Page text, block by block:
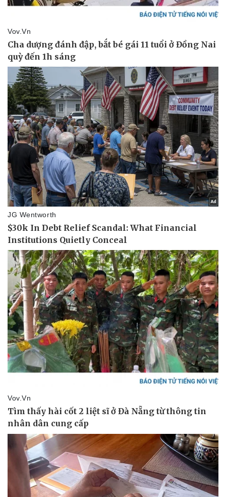
Sản phụ khoa
Làm đẹp - giảm cân
Phòng mạch online
Ăn sạch sống khỏe
Tình yêu - Gia đình
Văn hóa
Sân khấu - Điện ảnh
Văn học
Âm nhạc
Di sản
Giải trí
Nghệ sĩ
Thời trang
Sao Việt